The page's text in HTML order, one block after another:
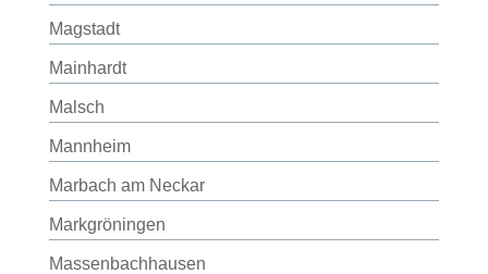
Magstadt
Mainhardt
Malsch
Mannheim
Marbach am Neckar
Markgröningen
Massenbachhausen